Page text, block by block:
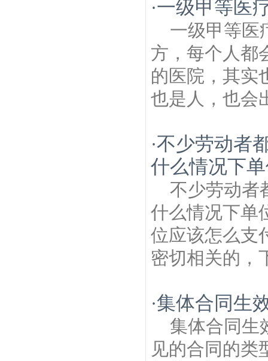
·一级甲等医
一级甲等医
方，每个人都
的医院，其实
也是人，也会
·不少劳动者
什么情况下
不少劳动者
什么情况下单
位应该怎么支
密切相关的，
·集体合同生
集体合同生
见的合同的类